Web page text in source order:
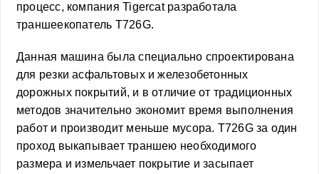
процесс, компания Tigercat разработала
траншеекопатель T726G.
Данная машина была специально спроектирована
для резки асфальтовых и железобетонных
дорожных покрытий, и в отличие от традиционных
методов значительно экономит время выполнения
работ и производит меньше мусора. T726G за один
проход выкапывает траншею необходимого
размера и измельчает покрытие и засыпает